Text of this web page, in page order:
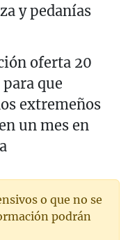
y pedanías
oferta 20
que
extremeños
un mes en
o que no se
podrán